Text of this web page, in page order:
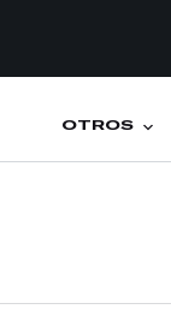
OTROS